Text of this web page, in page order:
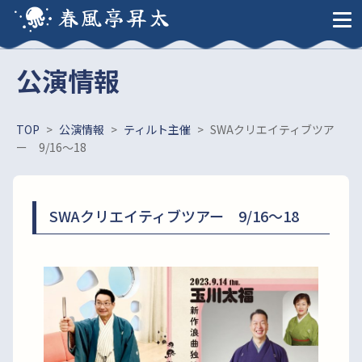
春風亭昇太
公演情報
TOP > 公演情報 > ティルト主催 > SWAクリエイティブツア
ー 9/16～18
SWAクリエイティブツアー 9/16～18